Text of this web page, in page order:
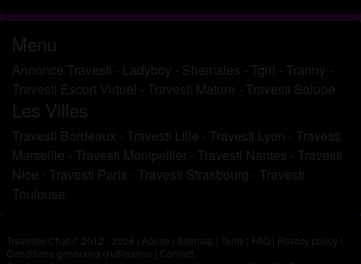
Menu
Annonce Travesti - Ladyboy - Shemales - Tgirl - Tranny -
Travesti Escort Virtuel - Travesti Mature - Travesti Salope
Les Villes
Travesti Bordeaux - Travesti Lille - Travesti Lyon - Travesti
Marseille - Travesti Montpellier - Travesti Nantes - Travesti
Nice - Travesti Paris - Travesti Strasbourg - Travesti
Toulouse
Travestie Chat © 2012 - 2026 Abuse Sitemap Tarifs FAQ Privacy policy
Conditions générales d'utilisation
Contact